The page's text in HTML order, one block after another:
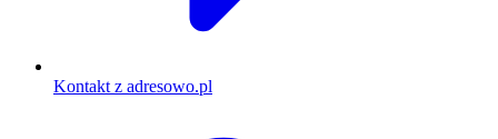
Kontakt z adresowo.pl